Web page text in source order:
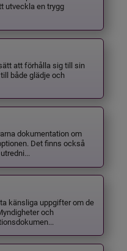
utveckla en trygg
att förhålla sig till sin
både glädje och
dokumentation om
Det finns också
känsliga uppgifter om de
och